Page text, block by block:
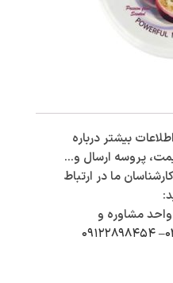
بیشتر درباره
پروسه ارسال و…
ما در ارتباط
مشاوره و
–۰۹۱۲۲۸۹۸۴۵۴